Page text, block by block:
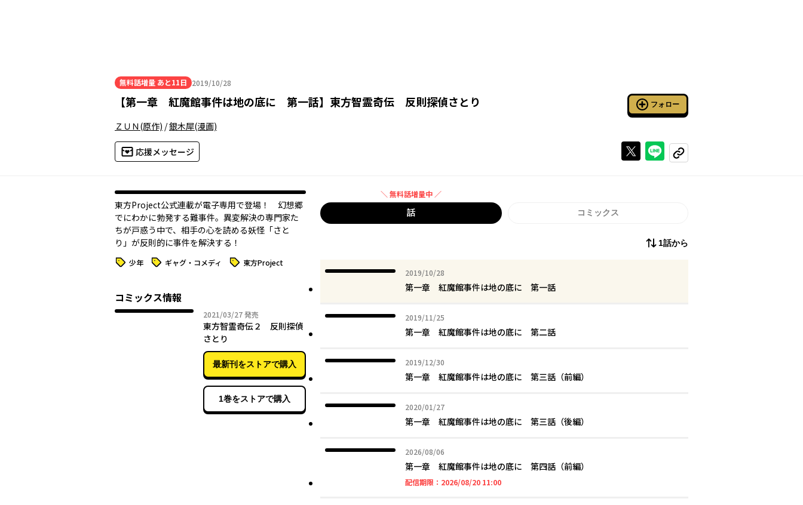
無料話増量 あと11日 2019/10/28
2019年10月28日
【第一章 紅魔館事件は地の底に 第一話】 東方智霊奇伝 反則探偵さとり フォロー
ＺＵＮ(原作) /銀木犀(漫画)
応援メッセージ Xで投稿するラインでシェアする
コピーする
東方Project公式連載が電子専用で登場！ 幻想郷
でにわかに勃発する難事件。異変解決の専門家た
ちが戸惑う中で、相手の心を読める妖怪「さと
り」が反則的に事件を解決する――！
タグ 少年 タグ ギャグ・コメディ タグ 東方Project
コミックス情報
2021/03/272021年03月27日
発売
東方智霊奇伝２ 反則探偵
さとり
最新刊をストアで購入
1巻をストアで購入
＼ 無料話増量中 ／
無料話増量中
話 コミックス
1話から
2019/10/28
2019年10月28日
第一章 紅魔館事件は地の底に 第一話
2019/11/25
2019年11月25日
第一章 紅魔館事件は地の底に 第二話
2019/12/30
2019年12月30日
第一章 紅魔館事件は地の底に 第三話（前編）
2020/01/27
2020年01月27日
第一章 紅魔館事件は地の底に 第三話（後編）
2026/08/06
2026年08月06日
第一章 紅魔館事件は地の底に 第四話（前編）
配信期限： 2026/08/20 11:002026年08月20日 11時00分